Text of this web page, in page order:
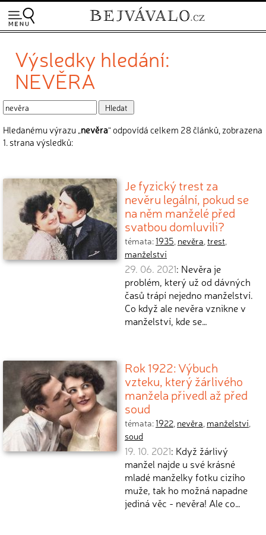
Výsledky hledání:
NEVĚRA
Hledanému výrazu „nevěra“ odpovídá celkem 28 článků, zobrazena
1. strana výsledků:
Je fyzický trest za
nevěru legální, pokud se
na něm manželé před
svatbou domluvili?
témata:1935, nevěra,trest,
manželství
29. 06. 2021: Nevěra je
problém, který už od dávných
časů trápí nejedno manželství.
Co když ale nevěra vznikne v
manželství, kde se…
Rok 1922: Výbuch
vzteku, který žárlivého
manžela přivedl až před
soud
témata:1922, nevěra, manželství,
soud
19. 10. 2021: Když žárlivý
manžel najde u své krásné
mladé manželky fotku cizího
muže, tak ho možná napadne
jediná věc - nevěra! Ale co…